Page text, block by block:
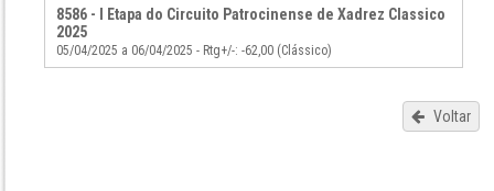
8586 - I Etapa do Circuito Patrocinense de Xadrez Classico
2025
05/04/2025 a 06/04/2025 - Rtg+/-: -62,00 (Clássico)
Voltar